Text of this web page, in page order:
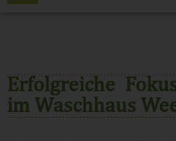
Erfolgreiche
im Waschhaus